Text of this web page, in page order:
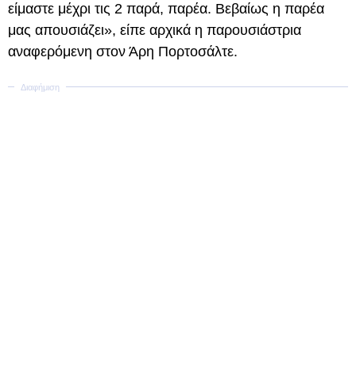
είμαστε μέχρι τις 2 παρά, παρέα. Βεβαίως η παρέα
μας απουσιάζει», είπε αρχικά η παρουσιάστρια
αναφερόμενη στον Άρη Πορτοσάλτε.